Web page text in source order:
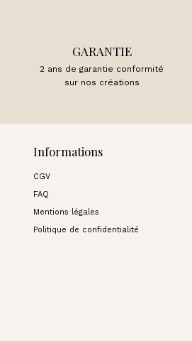
GARANTIE
2 ans de garantie conformité
sur nos créations
Informations
CGV
FAQ
Mentions légales
Politique de confidentialité